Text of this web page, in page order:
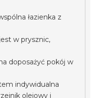
łazienka z
w prysznic,
doposażyć pokój w
indywidualna
olejowy i